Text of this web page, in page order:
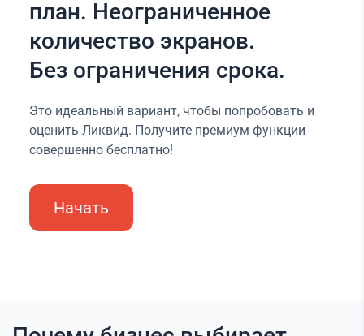
план. Неограниченное
количество экранов.
Без ограничения срока.
Это идеальный вариант, чтобы попробовать и
оценить Ликвид. Получите премиум функции
совершенно бесплатно!
Начать